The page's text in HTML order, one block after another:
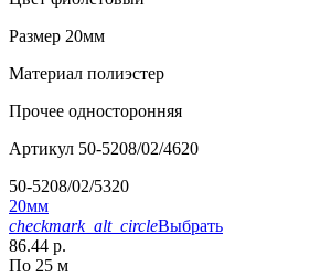
Размер 20мм
Материал полиэстер
Прочее односторонняя
Артикул 50-5208/02/4620
50-5208/02/5320
20мм
checkmark_alt_circleВыбрать
86.44 р.
По 25 м